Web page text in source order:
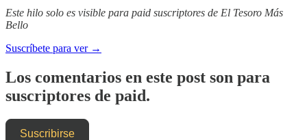
Este hilo solo es visible para paid suscriptores de El Tesoro Más
Bello
Suscríbete para ver →
Los comentarios en este post son para
suscriptores de paid.
Suscribirse